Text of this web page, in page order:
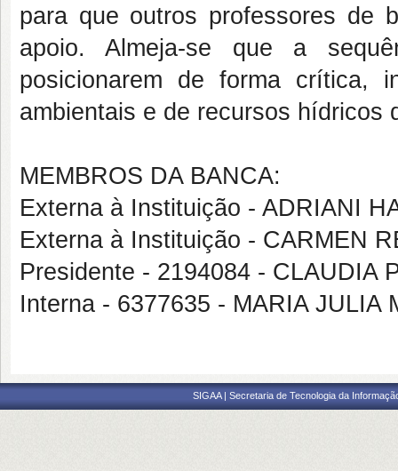
para que outros professores de
apoio. Almeja-se que a
posicionarem de forma crítica,
ambientais e de recursos hídricos
MEMBROS DA BANCA:
Externa à Instituição - ADRIANI
Externa à Instituição - CARMEN
Presidente - 2194084 - CLAUDIA
Interna - 6377635 - MARIA JULIA
SIGAA | Secretaria de Tecnologia da